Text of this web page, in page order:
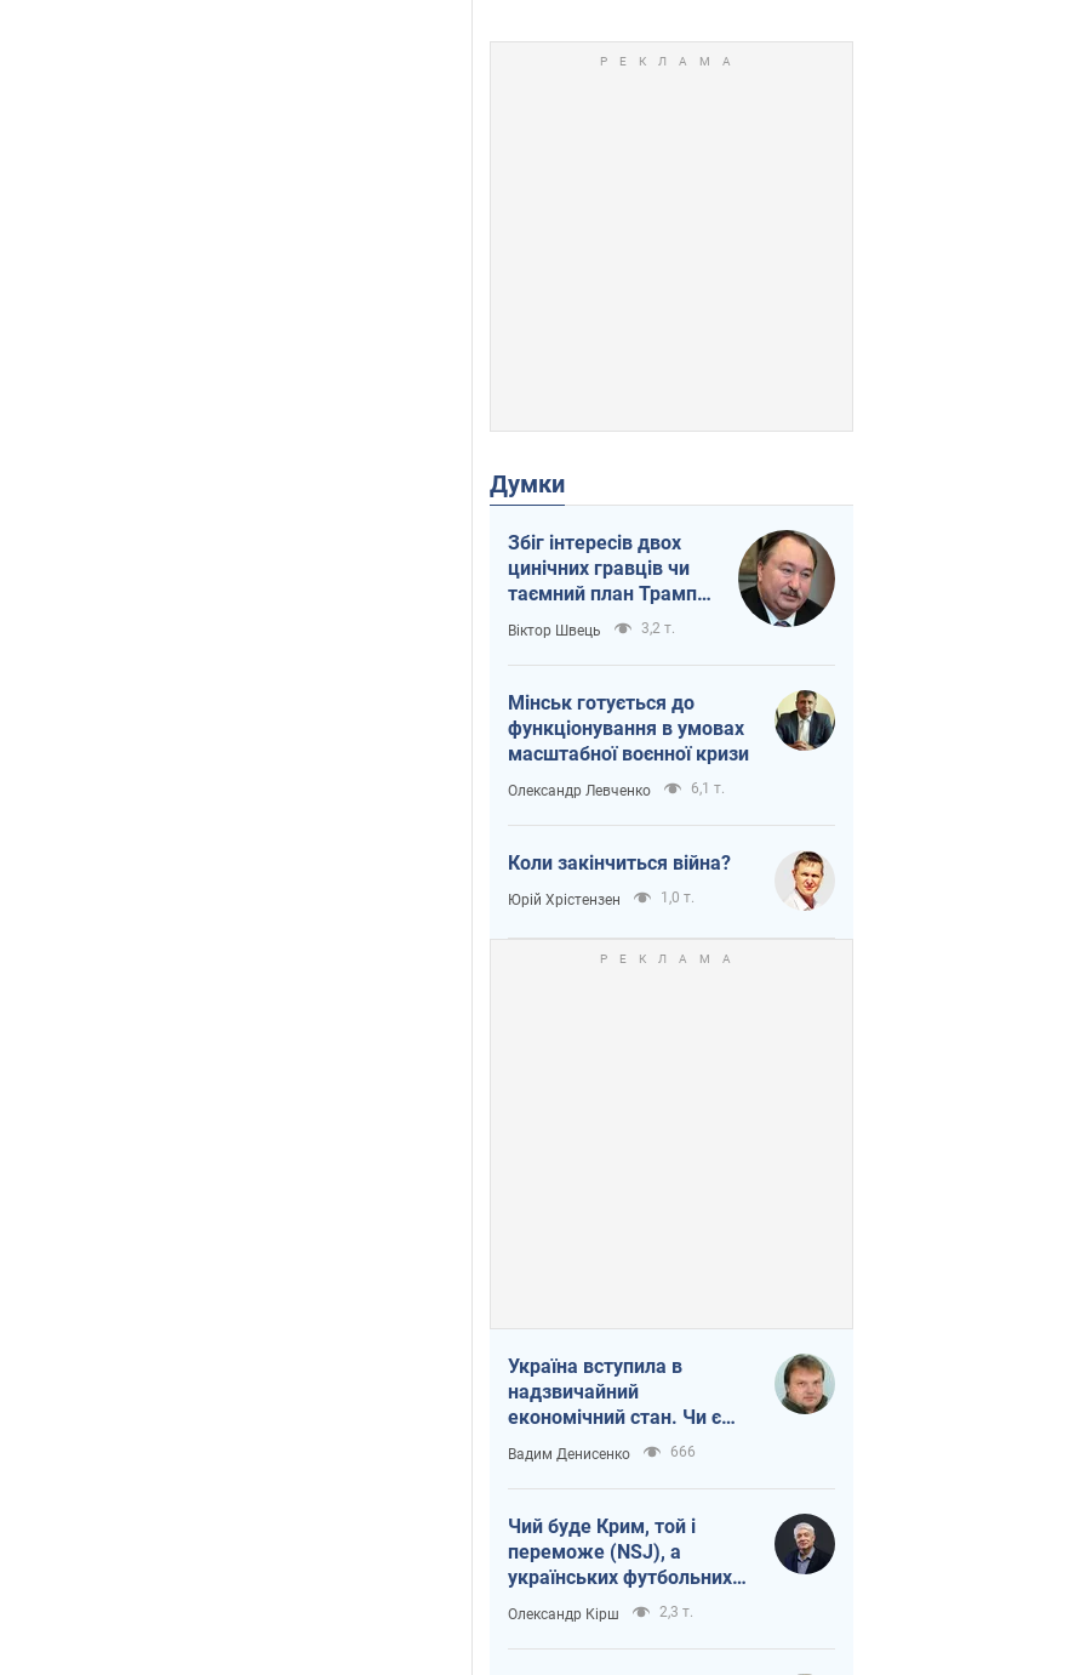
Думки
Збіг інтересів двох
цинічних гравців чи
таємний план Трампа
і Путіна?
Віктор Швець 3,2 т.
Мінськ готується до
функціонування в умовах
масштабної воєнної кризи
Олександр Левченко 6,1 т.
Коли закінчиться війна?
Юрій Хрістензен 1,0 т.
Україна вступила в
надзвичайний
економічний стан. Чи є
світло вкінці тунелю?
Вадим Денисенко 666
Чий буде Крим, той і
переможе (NSJ), а
українських футбольних
чиновників можуть
назвати вбивцями
Олександр Кірш 2,3 т.